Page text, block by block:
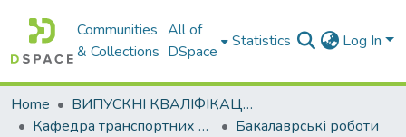
Communities
& Collections
All of
DSpace
Statistics Log In
Home
ВИПУСКНІ КВАЛІФІКАЦІЙНІ РОБОТИ
Кафедра транспортних систем і логістики
Бакалаврські роботи